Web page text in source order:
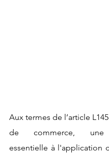
Aux termes de l’article
de commerce, une
essentielle à l'application